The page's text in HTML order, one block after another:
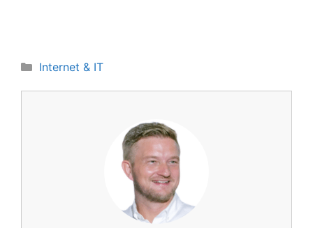
Kategorier
Internet & IT